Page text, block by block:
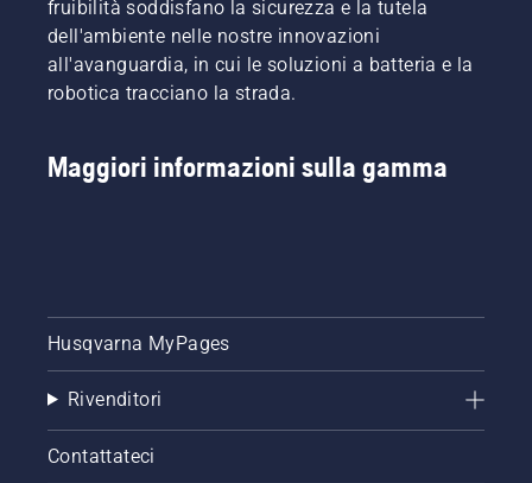
fruibilità soddisfano la sicurezza e la tutela
dell'ambiente nelle nostre innovazioni
all'avanguardia, in cui le soluzioni a batteria e la
robotica tracciano la strada.
Maggiori informazioni sulla gamma
Husqvarna MyPages
Rivenditori
Contattateci